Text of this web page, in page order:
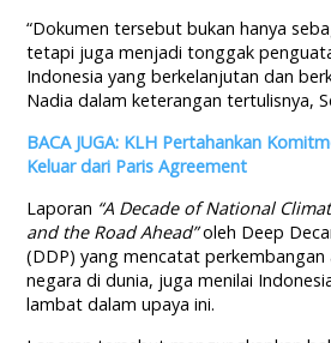
“Dokumen tersebut bukan hanya
tetapi juga menjadi tonggak
Indonesia yang berkelanjutan dan
Nadia dalam keterangan tertulisnya,
BACA JUGA: KLH Pertahankan
Keluar dari Paris Agreement
Laporan “A Decade of National
and the Road Ahead”oleh Deep
(DDP) yang mencatat perkembangan
negara di dunia, juga menilai
lambat dalam upaya ini.